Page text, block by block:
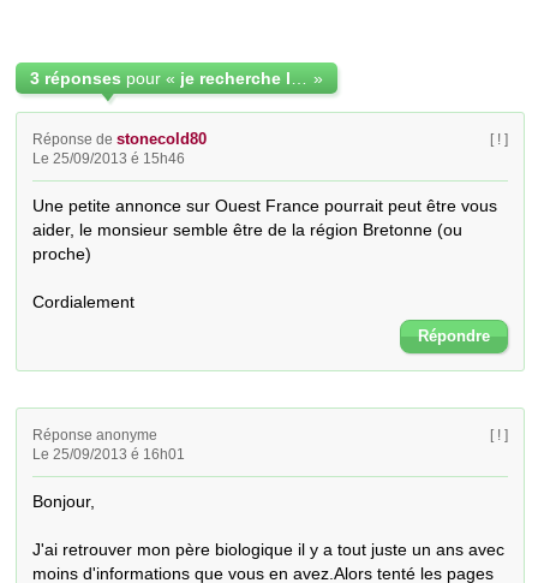
3 réponses pour « »
Réponse destonecold80
Le 25/09/2013 é 15h46
[ ! ]
Une petite annonce sur Ouest France pourrait peut être vous
aider, le monsieur semble être de la région Bretonne (ou
proche)
Cordialement
Répondre
Réponse anonyme
Le 25/09/2013 é 16h01
[ ! ]
Bonjour,
J'ai retrouver mon père biologique il y a tout juste un ans avec
moins d'informations que vous en avez.Alors tenté les pages